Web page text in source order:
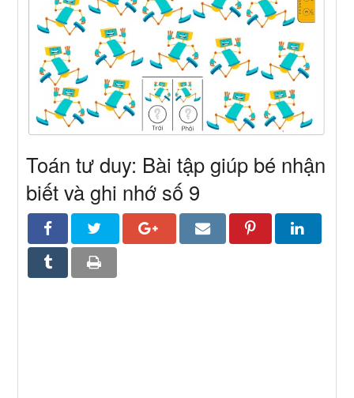
Toán tư duy: Bài tập giúp bé nhận
biết và ghi nhớ số 9